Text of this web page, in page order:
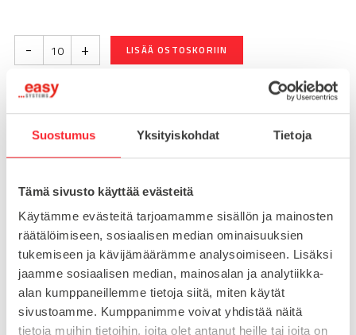
Suostumus Yksityiskohdat Tietoja
Tämä sivusto käyttää evästeitä
Käytämme evästeitä tarjoamamme sisällön ja mainosten
räätälöimiseen, sosiaalisen median ominaisuuksien
tukemiseen ja kävijämäärämme analysoimiseen. Lisäksi
jaamme sosiaalisen median, mainosalan ja analytiikka-
alan kumppaneillemme tietoja siitä, miten käytät
sivustoamme. Kumppanimme voivat yhdistää näitä
tietoja muihin tietoihin, joita olet antanut heille tai joita on
- + LISÄÄ OSTOSKORIIN
Pikatoimitus mahdollinen, kysy myynnistämme.
Yli 1900mm toimitus 50€ ja yli 3000mm toimitus 150€
Tuotenumero 093WW252N06
Osasto
Kuutioliittimet